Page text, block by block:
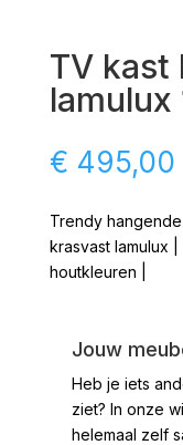
TV kast
lamulux
€ 495,00
Trendy
krasvast lamulux
houtkleuren |
Jouw
Heb je iets
ziet? In onze
helemaal zelf